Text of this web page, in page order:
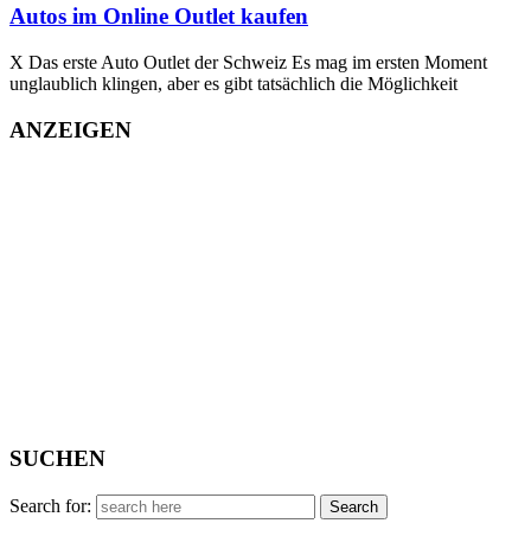
Autos im Online Outlet kaufen
X Das erste Auto Outlet der Schweiz Es mag im ersten Moment
unglaublich klingen, aber es gibt tatsächlich die Möglichkeit
ANZEIGEN
SUCHEN
Search for: